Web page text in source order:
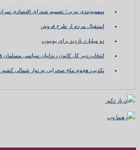
سهمیه‌بندی بنزین؛ تصمیم شورای اقتصادی
استقبال مردم از طرح فروش
دو میلیارد بازدید برای یوتیوب
انتخاب دبیر کل کانون زندانیان سیاسی مسلمان
تکذیب هجوم ملخ صحرایی به نوار شمالی کشور